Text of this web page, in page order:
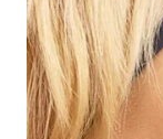
WN
SURABAYA
WN